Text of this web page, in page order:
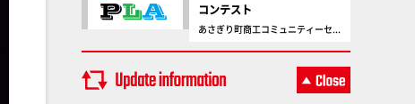
コンテスト
あさぎり町商工コミュニティーセ...